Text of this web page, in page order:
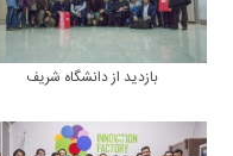
بازدید از دانشگاه شریف